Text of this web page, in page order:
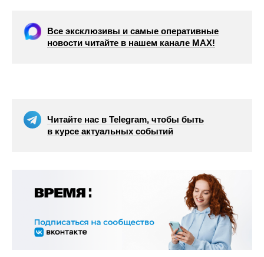
Все эксклюзивы и самые оперативные
новости читайте в нашем канале МАХ!
Читайте нас в Telegram, чтобы быть
в курсе актуальных событий